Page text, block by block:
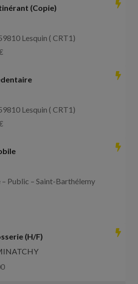
(Copie)
Lesquin ( CRT1)
Lesquin ( CRT1)
– Public – Saint-Barthélemy
(H/F)